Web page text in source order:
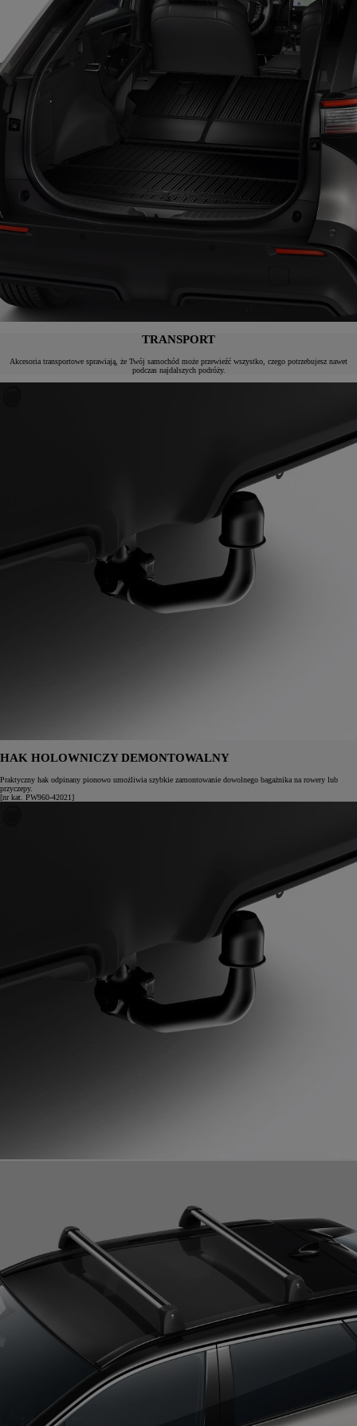
TRANSPORT
Akcesoria transportowe sprawiają, że Twój samochód może przewieźć wszystko, czego potrzebujesz nawet
podczas najdalszych podróży.
HAK HOLOWNICZY DEMONTOWALNY
Praktyczny hak odpinany pionowo umożliwia szybkie zamontowanie dowolnego bagażnika na rowery lub
przyczepy.
[nr kat. PW960-42021]